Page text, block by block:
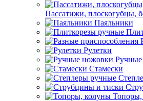
Пассатижи, плоскогубцы,
Паяльники
Рулетки
Стамески